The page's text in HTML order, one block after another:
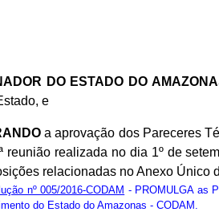
DO ESTADO DO
e
a aprovação dos Pareceres
reunião realizada no dia 1º de
relacionadas no Anexo Único
nº 005/2016-CODAM - PROMULGA as
do Estado do Amazonas - CODAM.